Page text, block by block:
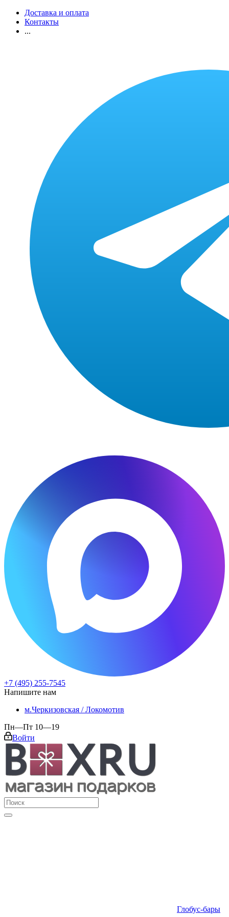
Доставка и оплата
Контакты
...
+7 (495) 255-7545
Напишите нам
м.Черкизовская / Локомотив
Пн—Пт 10—19
Войти
Глобус-бары